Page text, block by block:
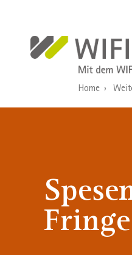
Home